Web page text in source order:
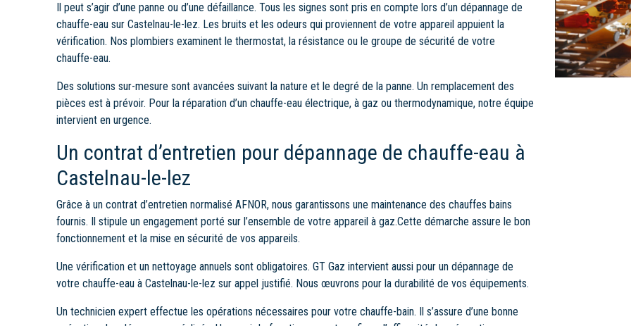
Il peut s’agir d’une panne ou d’une défaillance. Tous les signes sont pris en compte lors d’un dépannage de
chauffe-eau sur Castelnau-le-lez. Les bruits et les odeurs qui proviennent de votre appareil appuient la
vérification. Nos plombiers examinent le thermostat, la résistance ou le groupe de sécurité de votre
chauffe-eau.
Des solutions sur-mesure sont avancées suivant la nature et le degré de la panne. Un remplacement des
pièces est à prévoir. Pour la réparation d’un chauffe-eau électrique, à gaz ou thermodynamique, notre équipe
intervient en urgence.
Un contrat d’entretien pour dépannage de chauffe-eau à
Castelnau-le-lez
Grâce à un contrat d’entretien normalisé AFNOR, nous garantissons une maintenance des chauffes bains
fournis. Il stipule un engagement porté sur l’ensemble de votre appareil à gaz.Cette démarche assure le bon
fonctionnement et la mise en sécurité de vos appareils.
Une vérification et un nettoyage annuels sont obligatoires. GT Gaz intervient aussi pour un dépannage de
votre chauffe-eau à Castelnau-le-lez sur appel justifié. Nous œuvrons pour la durabilité de vos équipements.
Un technicien expert effectue les opérations nécessaires pour votre chauffe-bain. Il s’assure d’une bonne